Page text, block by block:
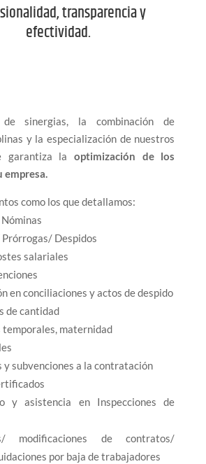
transparencia y
efectividad.
de sinergias, la combinación de
y la especialización de nuestros
garantiza laoptimización de los
empresa.
como los que detallamos:
Despidos
salariales
en conciliaciones y actos de despido
de cantidad
temporales, maternidad
y subvenciones a la contratación
y asistencia en Inspecciones de
modificaciones de contratos/
por baja de trabajadores